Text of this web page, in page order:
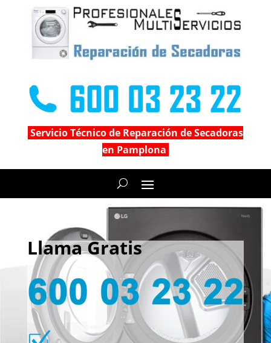
Servicio Técnico de Reparación de Secadoras
en Pamplona
Llama Gratis